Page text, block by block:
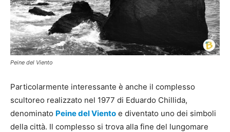
Peine del Viento
Particolarmente interessante è anche il complesso
scultoreo realizzato nel 1977 di Eduardo Chillida,
denominato Peine del Viento e diventato uno dei simboli
della città. Il complesso si trova alla fine del lungomare